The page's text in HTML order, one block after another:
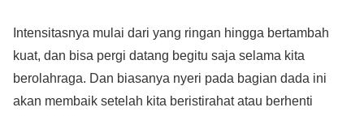
Intensitasnya mulai dari yang ringan hingga bertambah
kuat, dan bisa pergi datang begitu saja selama kita
berolahraga. Dan biasanya nyeri pada bagian dada ini
akan membaik setelah kita beristirahat atau berhenti